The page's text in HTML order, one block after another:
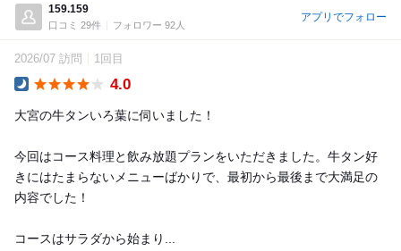
159.159
口コミ 29件 フォロワー 92人
アプリでフォロー
2026/07 訪問 1回目
4.0
大宮の牛タンいろ葉に伺いました！
今回はコース料理と飲み放題プランをいただきました。牛タン好
きにはたまらないメニューばかりで、最初から最後まで大満足の
内容でした！
コースはサラダから始まり...